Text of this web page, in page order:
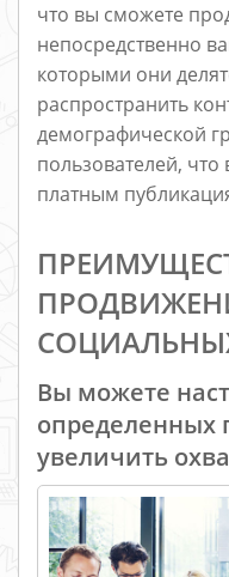
что вы сможете
непосредственно
которыми они
распространить
демографической
пользователей,
платным
Вы можете
определенных
увеличить